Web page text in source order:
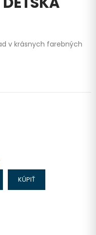
v krásnych farebných
KÚPIŤ